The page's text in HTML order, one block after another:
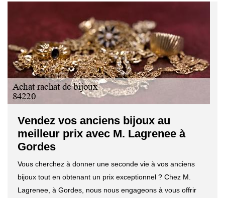
Vendez vos anciens bijoux au
meilleur prix avec M. Lagrenee à
Gordes
Vous cherchez à donner une seconde vie à vos anciens
bijoux tout en obtenant un prix exceptionnel ? Chez M.
Lagrenee, à Gordes, nous nous engageons à vous offrir